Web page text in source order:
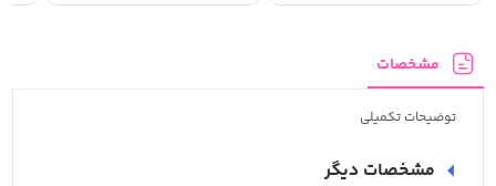
مشخصات
توضیحات تکمیلی
مشخصات دیگر